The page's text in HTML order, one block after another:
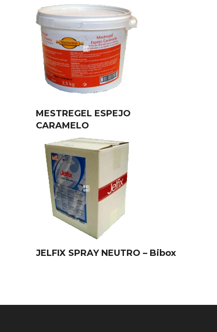
MESTREGEL ESPEJO
CARAMELO
JELFIX SPRAY NEUTRO – Bibox